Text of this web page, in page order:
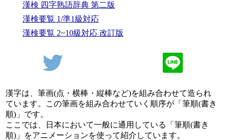
漢検 四字熟語辞典 第二版
漢検要覧 1/準1級対応
漢検要覧 2~10級対応 改訂版
漢字は、筆画(点・横棒・縦棒など)を組み合わせて造られ
ています。この筆画を組み合わせていく順序が「筆順(書き
順)」です。
ここでは、日本において一般に通用している「筆順(書き
順)」をアニメーションを使って紹介しています。